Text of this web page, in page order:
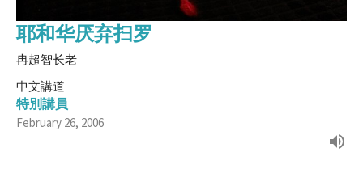
耶和华厌弃扫罗
冉超智长老
中文講道
特別講員
February 26, 2006